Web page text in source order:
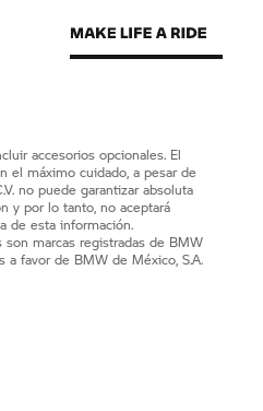
accesorios opcionales. El
el máximo cuidado, a pesar de
no puede garantizar absoluta
y por lo tanto, no aceptará
de esta información.
marcas registradas de BMW
a favor de BMW de México, S.A.